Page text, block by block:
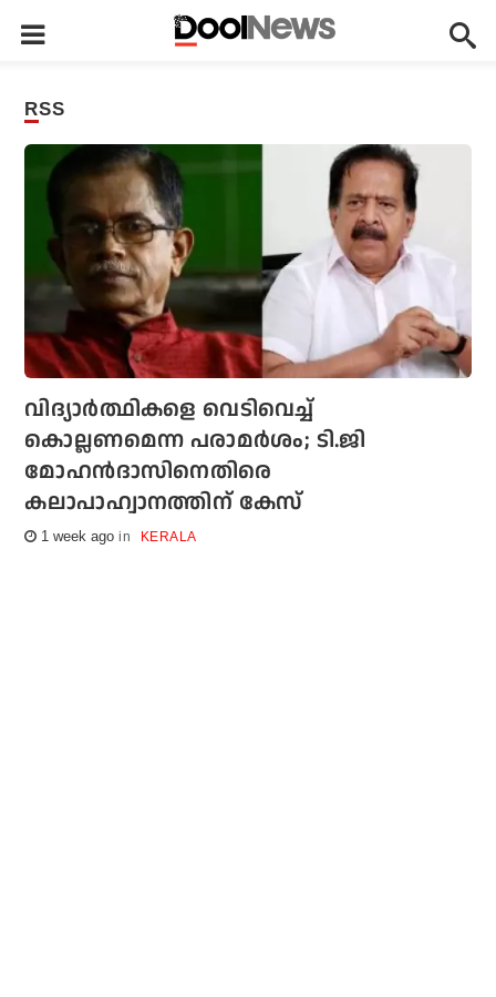
RSS
വിദ്യാര്‍ത്ഥികളെ വെടിവെച്ച്
കൊല്ലണമെന്ന പരാമര്‍ശം; ടി.ജി
മോഹന്‍ദാസിനെതിരെ
കലാപാഹ്വാനത്തിന് കേസ്
1 week ago KERALA